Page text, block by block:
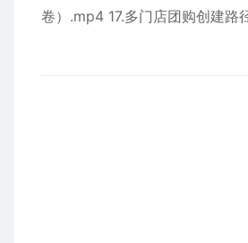
卷）.mp4 17.多门店团购创建